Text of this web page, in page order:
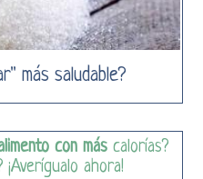
más saludable?
con más calorías?
ahora!